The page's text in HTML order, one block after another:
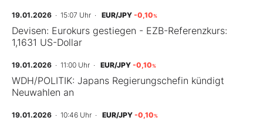
19.01.2026 · 15:07 Uhr · EUR/JPY -0,10%
Devisen: Eurokurs gestiegen - EZB-Referenzkurs:
1,1631 US-Dollar
19.01.2026 · 11:00 Uhr · EUR/JPY -0,10%
WDH/POLITIK: Japans Regierungschefin kündigt
Neuwahlen an
19.01.2026 · 10:46 Uhr · EUR/JPY -0,10%